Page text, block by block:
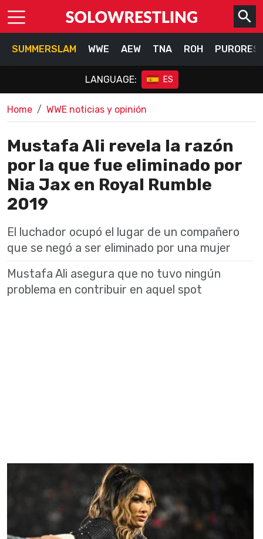
SUMMERSLAM WWE AEW TNA ROH
LANGUAGE: ES
Home WWE noticias y opinión
Mustafa Ali revela la razón
por la que fue eliminado por
Nia Jax en Royal Rumble
2019
El luchador ocupó el lugar de un compañero
que se negó a ser eliminado por una mujer
Mustafa Ali asegura que no tuvo ningún
problema en contribuir en aquel spot